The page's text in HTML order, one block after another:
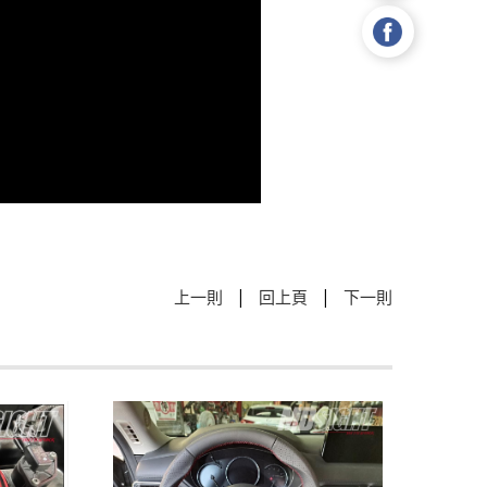
上一則 | 回上頁 | 下一則